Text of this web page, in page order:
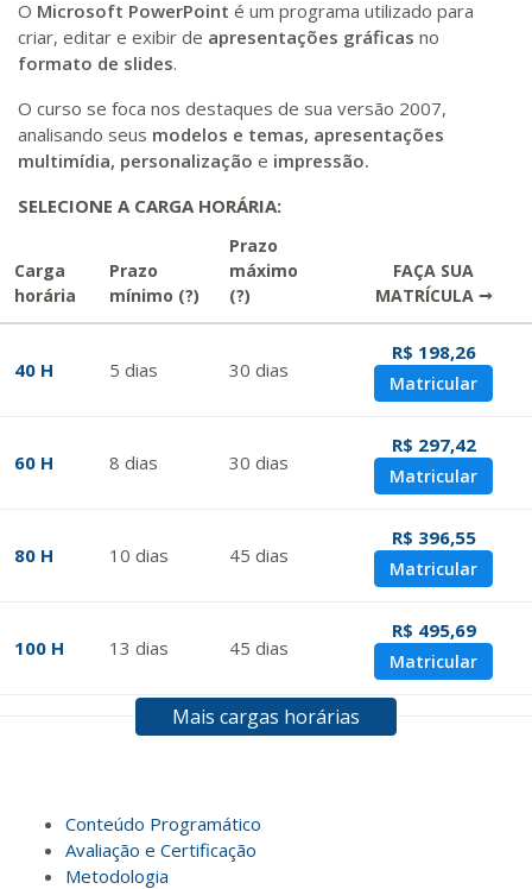
O Microsoft PowerPoint é um programa utilizado para
criar, editar e exibir de apresentações gráficas no
formato de slides.
O curso se foca nos destaques de sua versão 2007,
analisando seus modelos e temas, apresentações
multimídia, personalização e impressão.
SELECIONE A CARGA HORÁRIA:
Carga
horária
Prazo
mínimo (?)
Prazo
máximo
(?)
FAÇA SUA
MATRÍCULA →
40 H 5 dias 30 dias
R$ 198,26
Matricular
60 H 8 dias 30 dias
R$ 297,42
Matricular
80 H 10 dias 45 dias
R$ 396,55
Matricular
100 H 13 dias 45 dias
R$ 495,69
Matricular
dias 60dias
140 H 18dias 60dias
Mais cargas horárias
Conteúdo Programático
Avaliação e Certificação
Metodologia